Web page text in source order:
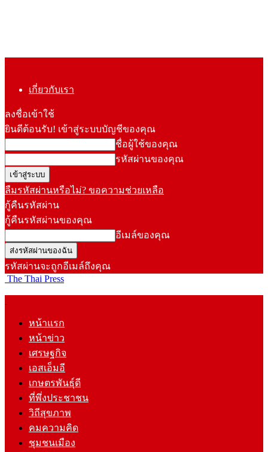
เกี่ยวกับเรา
ลงชื่อเข้าใช้
ยินดีต้อนรับ! เข้าสู่ระบบบัญชีของคุณ
ชื่อผู้ใช้ของคุณ
รหัสผ่านของคุณ
ลืมรหัสผ่านหรือไม่? ขอความช่วยเหลือ
กู้คืนรหัสผ่าน
กู้คืนรหัสผ่านของคุณ
อีเมล์ของคุณ
รหัสผ่านจะถูกอีเมล์ถึงคุณ
The Thai Press
หน้าแรก
หน้าข่าว
เศรษฐกิจ
เอสเอ็มอี
เกษตรพันธุ์ดี
ที่พึ่งประชาชน
วิถีสุขภาพ
คมความคิด
ชุมชนเมือง